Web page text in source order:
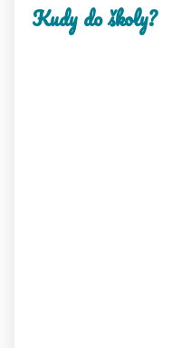
Kudy do školy?